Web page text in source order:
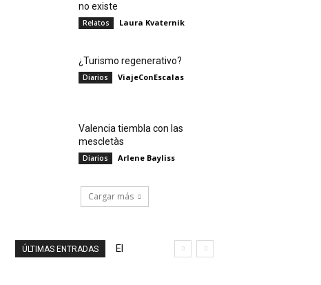
no existe
Relatos Laura Kvaternik
¿Turismo regenerativo?
Diarios ViajeConEscalas
Valencia tiembla con las
mescletàs
Diarios Arlene Bayliss
Cargar más
ÚLTIMAS ENTRADAS
El